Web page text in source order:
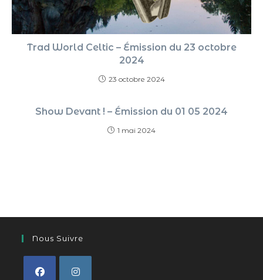
Trad World Celtic – Émission du 23 octobre
2024
23 octobre 2024
Show Devant ! – Émission du 01 05 2024
1 mai 2024
Nous Suivre